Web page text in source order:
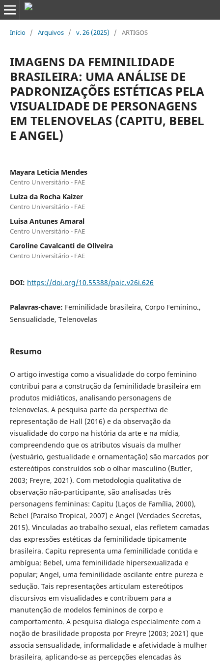
Início / Arquivos / v. 26 (2025) / ARTIGOS
IMAGENS DA FEMINILIDADE
BRASILEIRA: UMA ANÁLISE DE
PADRONIZAÇÕES ESTÉTICAS PELA
VISUALIDADE DE PERSONAGENS
EM TELENOVELAS (CAPITU, BEBEL
E ANGEL)
Mayara Leticia Mendes
Centro Universitário - FAE
Luiza da Rocha Kaizer
Centro Universitário - FAE
Luisa Antunes Amaral
Centro Universitário - FAE
Caroline Cavalcanti de Oliveira
Centro Universitário - FAE
DOI: https://doi.org/10.55388/paic.v26i.626
Palavras-chave: Feminilidade brasileira, Corpo Feminino.,
Sensualidade, Telenovelas
Resumo
O artigo investiga como a visualidade do corpo feminino
contribui para a construção da feminilidade brasileira em
produtos midiáticos, analisando personagens de
telenovelas. A pesquisa parte da perspectiva de
representação de Hall (2016) e da observação da
visualidade do corpo na história da arte e na mídia,
compreendendo que os atributos visuais da mulher
(vestuário, gestualidade e ornamentação) são marcados por
estereótipos construídos sob o olhar masculino (Butler,
2003; Freyre, 2021). Com metodologia qualitativa de
observação não-participante, são analisadas três
personagens femininas: Capitu (Laços de Família, 2000),
Bebel (Paraíso Tropical, 2007) e Angel (Verdades Secretas,
2015). Vinculadas ao trabalho sexual, elas refletem camadas
das expressões estéticas da feminilidade tipicamente
brasileira. Capitu representa uma feminilidade contida e
ambígua; Bebel, uma feminilidade hipersexualizada e
popular; Angel, uma feminilidade oscilante entre pureza e
sedução. Tais representações articulam estereótipos
discursivos em visualidades e contribuem para a
manutenção de modelos femininos de corpo e
comportamento. A pesquisa dialoga especialmente com a
noção de brasilidade proposta por Freyre (2003; 2021) que
associa sensualidade, informalidade e afetividade à mulher
brasileira, aplicando-se as percepções elencadas às